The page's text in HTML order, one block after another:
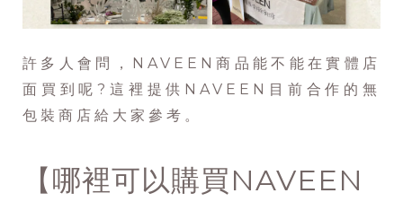
許多人會問，NAVEEN商品能不能在實體店
面買到呢?這裡提供NAVEEN目前合作的無
包裝商店給大家參考。
【哪裡可以購買NAVEEN